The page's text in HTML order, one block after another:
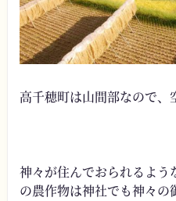
高千穂町は山間部なので、
神々が住んでおられるよ
の農作物は神社でも神々